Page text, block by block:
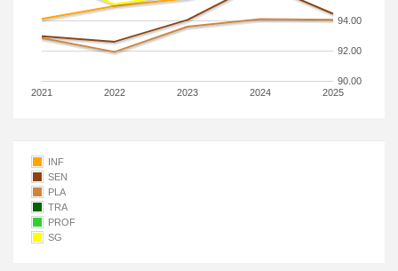
2021 2022 2023 2024 2025
90.00
92.00
94.00
INF
SEN
PLA
TRA
PROF
SG